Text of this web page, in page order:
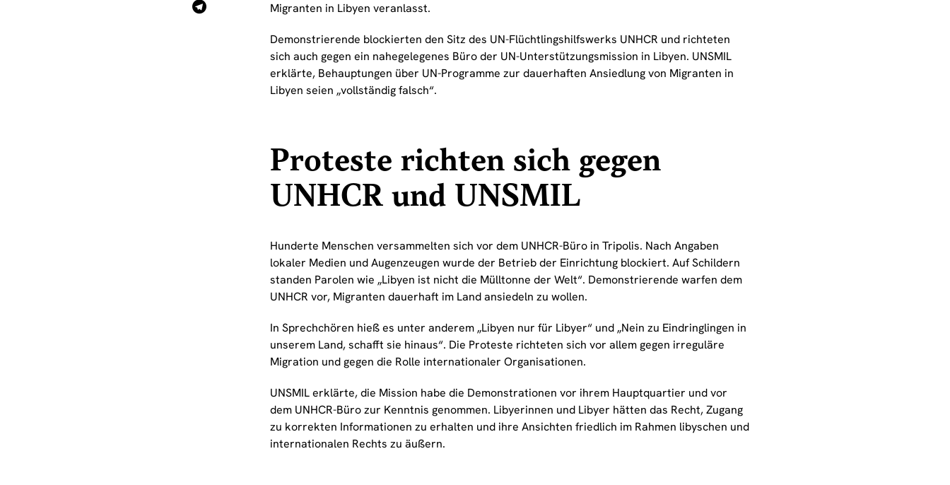
Migranten in Libyen veranlasst.
Demonstrierende blockierten den Sitz des UN-Flüchtlingshilfswerks UNHCR und richteten
sich auch gegen ein nahegelegenes Büro der UN-Unterstützungsmission in Libyen. UNSMIL
erklärte, Behauptungen über UN-Programme zur dauerhaften Ansiedlung von Migranten in
Libyen seien „vollständig falsch“.
Proteste richten sich gegen
UNHCR und UNSMIL
Hunderte Menschen versammelten sich vor dem UNHCR-Büro in Tripolis. Nach Angaben
lokaler Medien und Augenzeugen wurde der Betrieb der Einrichtung blockiert. Auf Schildern
standen Parolen wie „Libyen ist nicht die Mülltonne der Welt“. Demonstrierende warfen dem
UNHCR vor, Migranten dauerhaft im Land ansiedeln zu wollen.
In Sprechchören hieß es unter anderem „Libyen nur für Libyer“ und „Nein zu Eindringlingen in
unserem Land, schafft sie hinaus“. Die Proteste richteten sich vor allem gegen irreguläre
Migration und gegen die Rolle internationaler Organisationen.
UNSMIL erklärte, die Mission habe die Demonstrationen vor ihrem Hauptquartier und vor
dem UNHCR-Büro zur Kenntnis genommen. Libyerinnen und Libyer hätten das Recht, Zugang
zu korrekten Informationen zu erhalten und ihre Ansichten friedlich im Rahmen libyschen und
internationalen Rechts zu äußern.